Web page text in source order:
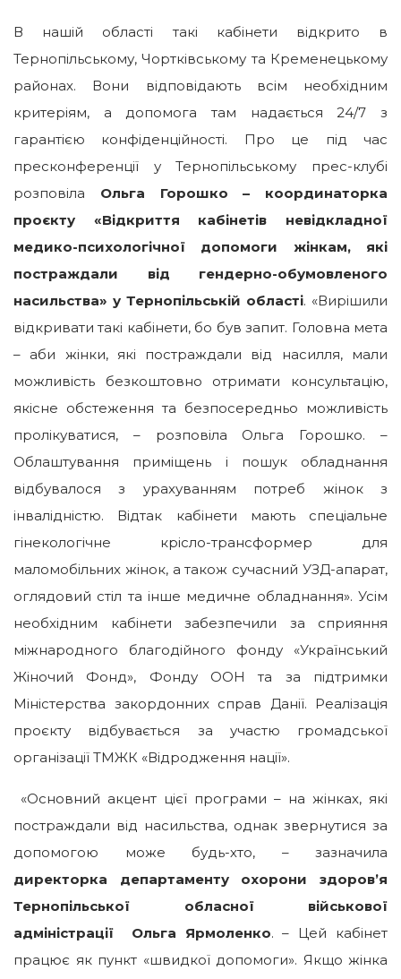
В нашій області такі кабінети відкрито в
Тернопільському, Чортківському та Кременецькому
районах. Вони відповідають всім необхідним
критеріям, а допомога там надається 24/7 з
гарантією конфіденційності. Про це під час
пресконференції у Тернопільському прес-клубі
розповіла Ольга Горошко – координаторка
проєкту «Відкриття кабінетів невідкладної
медико-психологічної допомоги жінкам, які
постраждали від гендерно-обумовленого
насильства» у Тернопільській області. «Вирішили
відкривати такі кабінети, бо був запит. Головна мета
– аби жінки, які постраждали від насилля, мали
можливість безкоштовно отримати консультацію,
якісне обстеження та безпосередньо можливість
пролікуватися, – розповіла Ольга Горошко. –
Облаштування приміщень і пошук обладнання
відбувалося з урахуванням потреб жінок з
інвалідністю. Відтак кабінети мають спеціальне
гінекологічне крісло-трансформер для
маломобільних жінок, а також сучасний УЗД-апарат,
оглядовий стіл та інше медичне обладнання». Усім
необхідним кабінети забезпечили за сприяння
міжнародного благодійного фонду «Український
Жіночий Фонд», Фонду ООН та за підтримки
Міністерства закордонних справ Данії. Реалізація
проєкту відбувається за участю громадської
організації ТМЖК «Відродження нації».
«Основний акцент цієї програми – на жінках, які
постраждали від насильства, однак звернутися за
допомогою може будь-хто, – зазначила
директорка департаменту охорони здоров’я
Тернопільської обласної військової
адміністрації Ольга Ярмоленко. – Цей кабінет
працює як пункт «швидкої допомоги». Якщо жінка